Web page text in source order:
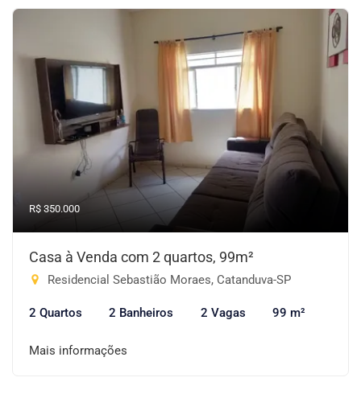
R$ 350.000
Casa à Venda com 2 quartos, 99m²
Residencial Sebastião Moraes, Catanduva-SP
2 Quartos 2 Banheiros 2 Vagas 99 m²
Mais informações